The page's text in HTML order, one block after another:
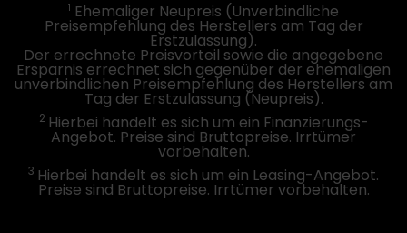
1 Ehemaliger Neupreis (Unverbindliche
Preisempfehlung des Herstellers am Tag der
Erstzulassung).
Der errechnete Preisvorteil sowie die angegebene
Ersparnis errechnet sich gegenüber der ehemaligen
unverbindlichen Preisempfehlung des Herstellers am
Tag der Erstzulassung (Neupreis).
2 Hierbei handelt es sich um ein Finanzierungs-
Angebot. Preise sind Bruttopreise. Irrtümer
vorbehalten.
3 Hierbei handelt es sich um ein Leasing-Angebot.
Preise sind Bruttopreise. Irrtümer vorbehalten.